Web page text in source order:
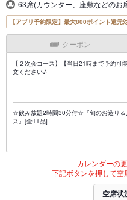
63席(カウンター、座敷などのお
【アプリ予約限定】最大800ポイント還元
クーポン
【２次会コース】【当日21時まで予約
文ください♪
☆飲み放題2時間30分付☆『旬のお造り
ス』[全11品]
カレンダーの
下記ボタンを押して空
空席状